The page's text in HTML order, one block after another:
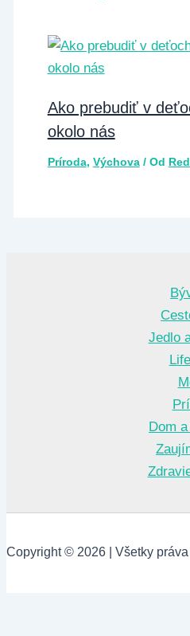
Ako prebudiť v
okolo nás
Príroda, Výchova/ Od
Jedlo
Dom
Copyright © 2026 | Všetky